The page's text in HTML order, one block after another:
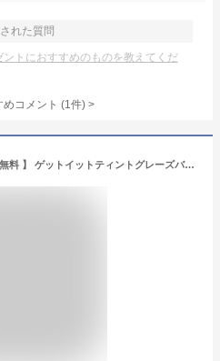
れた質問
トにおすすめのものを教えてくだ
コメント (1件) >
【 公式 TONYMOLY / 送料無料 】 ゲットイットティントグレーズバーム Get it Tint Glaze Balm 韓国 コスメ オルチャン メイク ギフト プレゼント 贈り物 ブルベ イエベ 春 秋 夏 冬 人気 おすすめ 発色 可愛い 綺麗 プチプラ トニーモリー